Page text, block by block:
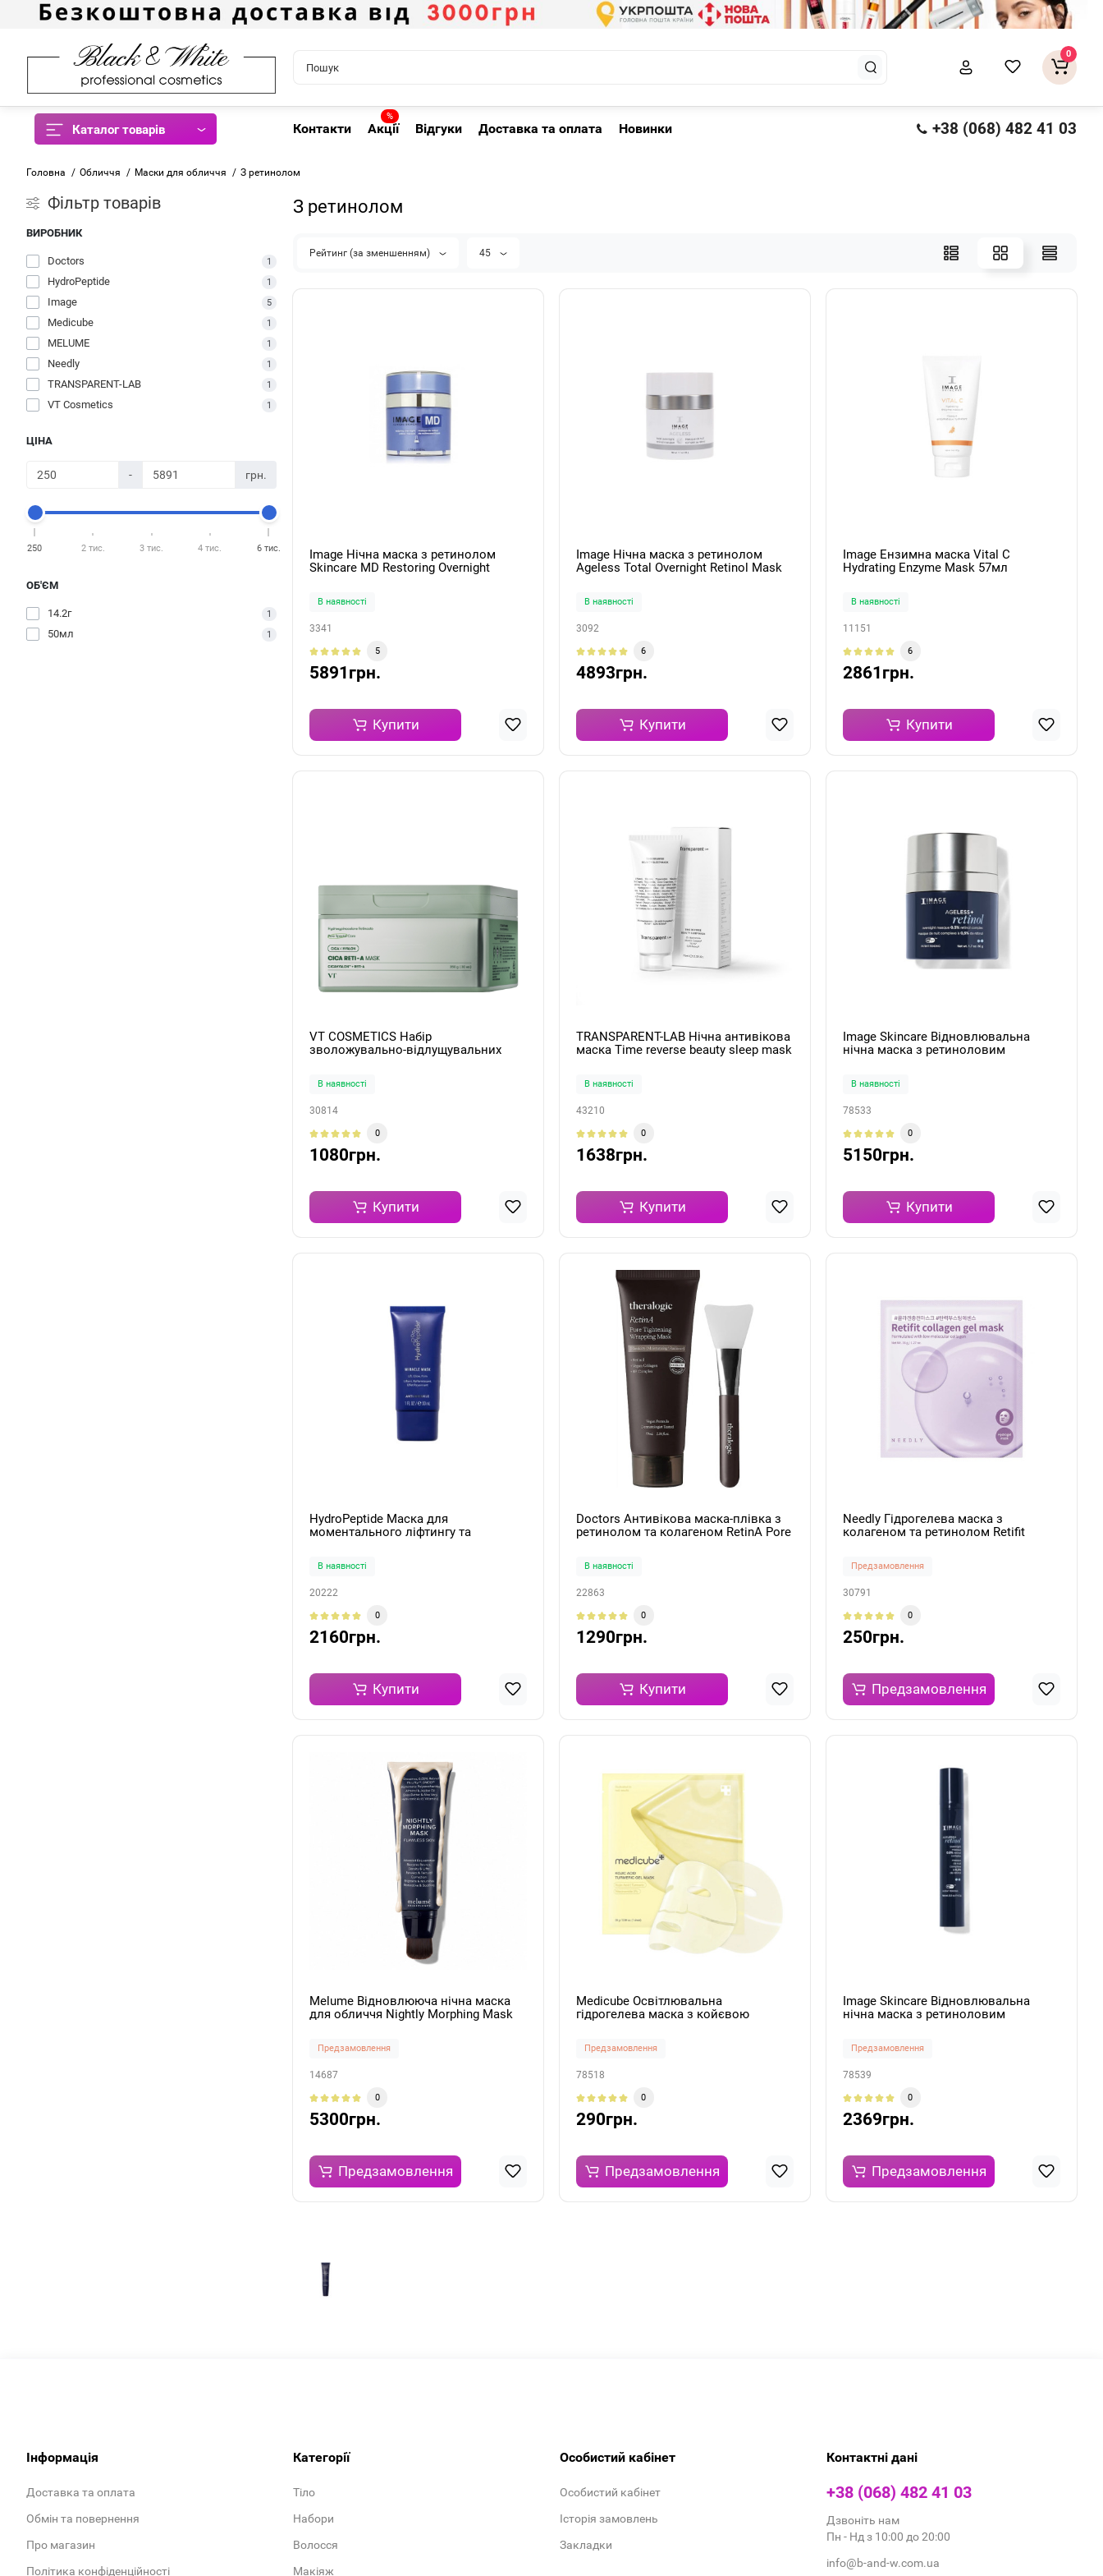
0
Каталог товарів Контакти
%
Акції Відгуки Доставка та оплата Новинки +38 (068) 482 41 03
Головна Обличчя Маски для обличчя З ретинолом
Фiльтр товарів
ВИРОБНИК
Doctors 1
HydroPeptide 1
Image 5
Medicube 1
MELUME 1
Needly 1
TRANSPARENT-LAB 1
VT Cosmetics 1
ЦІНА
- грн.
250 2 тис. 3 тис. 4 тис. 6 тис.
ОБ'ЄМ
14.2г 1
50мл 1
З ретинолом
Рейтинг (за зменшенням) 45
Image Нічна маска з ретинолом
Skincare MD Restoring Overnight
В наявності
3341
5
5891грн.
Купити
Image Нічна маска з ретинолом
Ageless Total Overnight Retinol Mask
В наявності
3092
6
4893грн.
Купити
Image Ензимна маска Vital C
Hydrating Enzyme Mask 57мл
В наявності
11151
6
2861грн.
Купити
VT COSMETICS Набір
зволожувально-відлущувальних
В наявності
30814
0
1080грн.
Купити
TRANSPARENT-LAB Нічна антивікова
маска Time reverse beauty sleep mask
В наявності
43210
0
1638грн.
Купити
Image Skincare Відновлювальна
нічна маска з ретиноловим
Complex 50мл
В наявності
78533
0
5150грн.
Купити
HydroPeptide Маска для
моментального ліфтингу та
В наявності
20222
0
2160грн.
Купити
Doctors Антивікова маска-плівка з
ретинолом та колагеном RetinA Pore
В наявності
22863
0
1290грн.
Купити
Needly Гідрогелева маска з
колагеном та ретинолом Retifit
Предзамовлення
30791
0
250грн.
Предзамовлення
Melume Відновлююча нічна маска
для обличчя Nightly Morphing Mask
Предзамовлення
14687
0
5300грн.
Предзамовлення
Medicube Освітлювальна
гідрогелева маска з койєвою
Предзамовлення
78518
0
290грн.
Предзамовлення
Image Skincare Відновлювальна
нічна маска з ретиноловим
Complex 14.2г
Предзамовлення
78539
0
2369грн.
Предзамовлення
Контактні дані
+38 (068) 482 41 03
Дзвоніть нам
Пн - Нд з 10:00 до 20:00
info@b-and-w.com.ua
Інформація
Доставка та оплата
Обмін та повернення
Про магазин
Політика конфіденційності
Категорії
Тіло
Набори
Волосся
Макіяж
Особистий кабінет
Особистий кабінет
Історія замовлень
Закладки